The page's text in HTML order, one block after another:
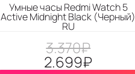
Умные часы Redmi Watch 5
Active Midnight Black (Черный)
RU
3.370₽
2.699₽